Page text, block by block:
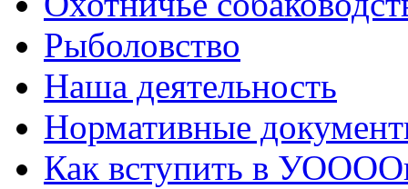
Рыболовство
Наша деятельность
Нормативные
Как вступить в